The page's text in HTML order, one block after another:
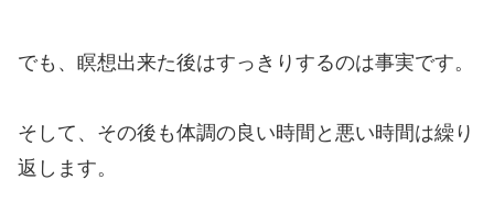
でも、瞑想出来た後はすっきりするのは事実です。
そして、その後も体調の良い時間と悪い時間は繰り
返します。